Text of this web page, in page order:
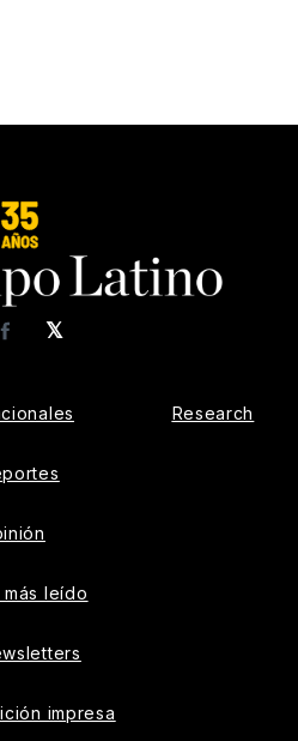
𝕏
Facebook
más leído
impresa
Research